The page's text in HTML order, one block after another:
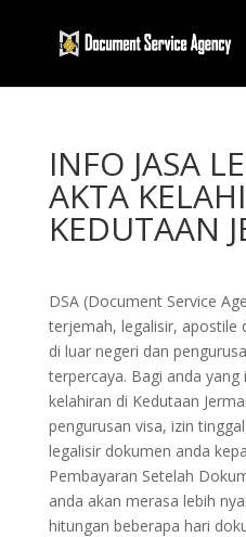
INFO JASA
AKTA
KEDUTAAN
DSA (Document Service
terjemah, legalisir, apostile
di luar negeri dan
terpercaya. Bagi anda yang
kelahiran di Kedutaan
pengurusan visa, izin
legalisir dokumen anda
Pembayaran Setelah
anda akan merasa lebih
hitungan beberapa hari